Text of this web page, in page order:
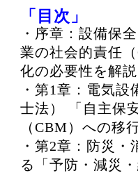
「目次」
・序章：設備保
業の社会的責任
化の必要性を解
・第1章：電気
士法） 「自主保
（CBM）への移
・第2章：防災
る「予防・減災